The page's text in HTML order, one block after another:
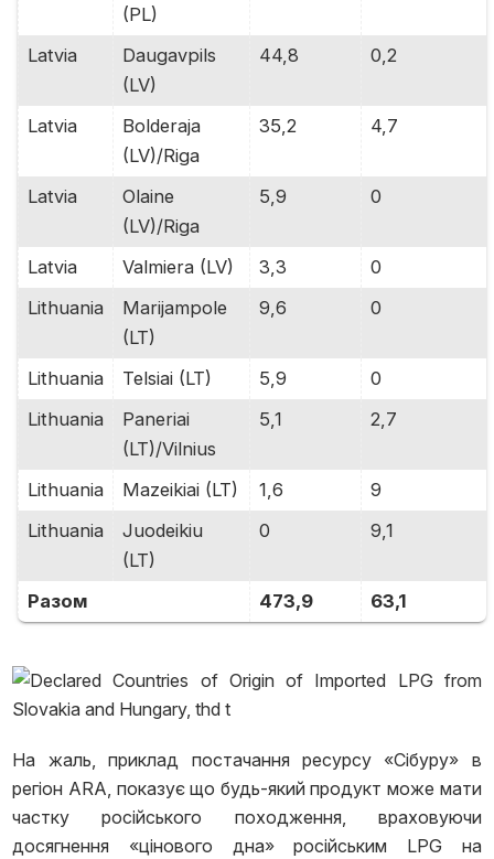
(PL)
Latvia
Daugavpils
(LV)
44,8 0,2
Latvia
Bolderaja
(LV)/Riga
35,2 4,7
Latvia
Olaine
(LV)/Riga
5,9 0
Latvia Valmiera (LV) 3,3
0
Lithuania
Marijampole
(LT)
9,6 0
Lithuania Telsiai (LT) 5,9
0
Lithuania
Paneriai
(LT)/Vilnius
5,1 2,7
Lithuania Mazeikiai (LT) 1,6
9
Lithuania
Juodeikiu
(LT)
0 9,1
Разом 473,9 63,1
На жаль, приклад постачання ресурсу «Сібуру» в
регіон ARA, показує що будь-який продукт може мати
частку російського походження, враховуючи
досягнення «цінового дна» російським LPG на